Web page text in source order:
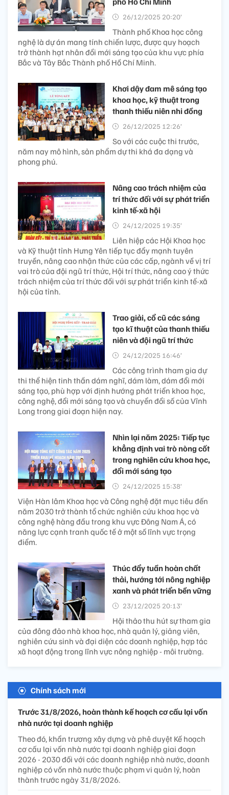
26/12/2025 20:20’
Thành phố Khoa học công
nghệ là dự án mang tính chiến lược, được quy hoạch
trở thành hạt nhân đổi mới sáng tạo của khu vực phía
Bắc và Tây Bắc Thành phố Hồ Chí Minh.
Khơi dậy đam mê sáng tạo
khoa học, kỹ thuật trong
thanh thiếu niên nhi đồng
26/12/2025 12:26’
So với các cuộc thi trước,
năm nay mô hình, sản phẩm dự thi khá đa dạng và
phong phú.
Nâng cao trách nhiệm của
trí thức đối với sự phát triển
kinh tế-xã hội
24/12/2025 19:35’
Liên hiệp các Hội Khoa học
và Kỹ thuật tỉnh Hưng Yên tiếp tục đẩy mạnh tuyên
truyền, nâng cao nhận thức của các cấp, ngành về vị trí
vai trò của đội ngũ trí thức, Hội trí thức, nâng cao ý thức
trách nhiệm của trí thức đối với sự phát triển kinh tế-xã
hội của tỉnh.
Trao giải, cổ cũ các sáng
tạo kĩ thuật của thanh thiếu
niên và đội ngũ trí thức
24/12/2025 16:46’
Các công trình tham gia dự
thi thể hiện tinh thần dám nghĩ, dám làm, dám đổi mới
sáng tạo, phù hợp với định hướng phát triển khoa học,
công nghệ, đổi mới sáng tạo và chuyển đổi số của Vĩnh
Long trong giai đoạn hiện nay.
Nhìn lại năm 2025: Tiếp tục
khẳng định vai trò nòng cốt
trong nghiên cứu khoa học,
đổi mới sáng tạo
24/12/2025 15:38’
Viện Hàn lâm Khoa học và Công nghệ đặt mục tiêu đến
năm 2030 trở thành tổ chức nghiên cứu khoa học và
công nghệ hàng đầu trong khu vực Đông Nam Á, có
năng lực cạnh tranh quốc tế ở một số lĩnh vực trọng
điểm.
Thúc đẩy tuần hoàn chất
thải, hướng tới nông nghiệp
xanh và phát triển bền vững
23/12/2025 20:13’
Hội thảo thu hút sự tham gia
của đông đảo nhà khoa học, nhà quản lý, giảng viên,
nghiên cứu sinh và đại diện các doanh nghiệp, hợp tác
xã hoạt động trong lĩnh vực nông nghiệp - môi trường.
Chính sách mới
Trước 31/8/2026, hoàn thành kế hoạch cơ cấu lại vốn
nhà nước tại doanh nghiệp
Theo đó, khẩn trương xây dựng và phê duyệt Kế hoạch
cơ cấu lại vốn nhà nước tại doanh nghiệp giai đoạn
2026 - 2030 đối với các doanh nghiệp nhà nước, doanh
nghiệp có vốn nhà nước thuộc phạm vi quản lý, hoàn
thành trước ngày 31/8/2026.